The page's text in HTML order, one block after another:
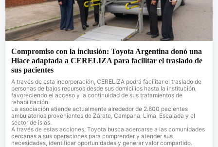
Compromiso con la inclusión: Toyota Argentina donó una
Hiace adaptada a CERELIZA para facilitar el traslado de
sus pacientes
A través de esta incorporación, CERELIZA podrá facilitar el traslado de
personas de bajos recursos desde sus domicilios hasta la institución,
favoreciendo el acceso y la continuidad de sus tratamientos de
rehabilitación.
La asociación atiende actualmente alrededor de 2.800 pacientes
ambulatorios provenientes de Zárate, Campana, Lima, Escalada y el
sector de islas.
A través de estas acciones, Toyota busca acercarse a las comunidades
cercanas a sus operaciones para comprender y atender sus
necesidades, identificar oportunidades y generar valor compartido.